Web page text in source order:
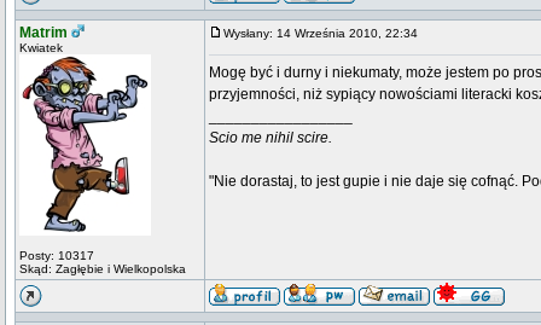
Matrim
Kwiatek
Posty: 10317
Skąd: Zagłębie i Wielkopolska
Wysłany: 14 Września 2010, 22:34
Mogę być i durny i niekumaty, może jestem po
przyjemności, niż sypiący nowościami literacki
Scio me nihil scire.
"Nie dorastaj, to jest gupie i nie daje się cofnąć.